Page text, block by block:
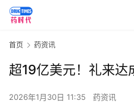
首页 药资讯
超19亿美元！礼来达
2026年1月30日 11:35 药资讯